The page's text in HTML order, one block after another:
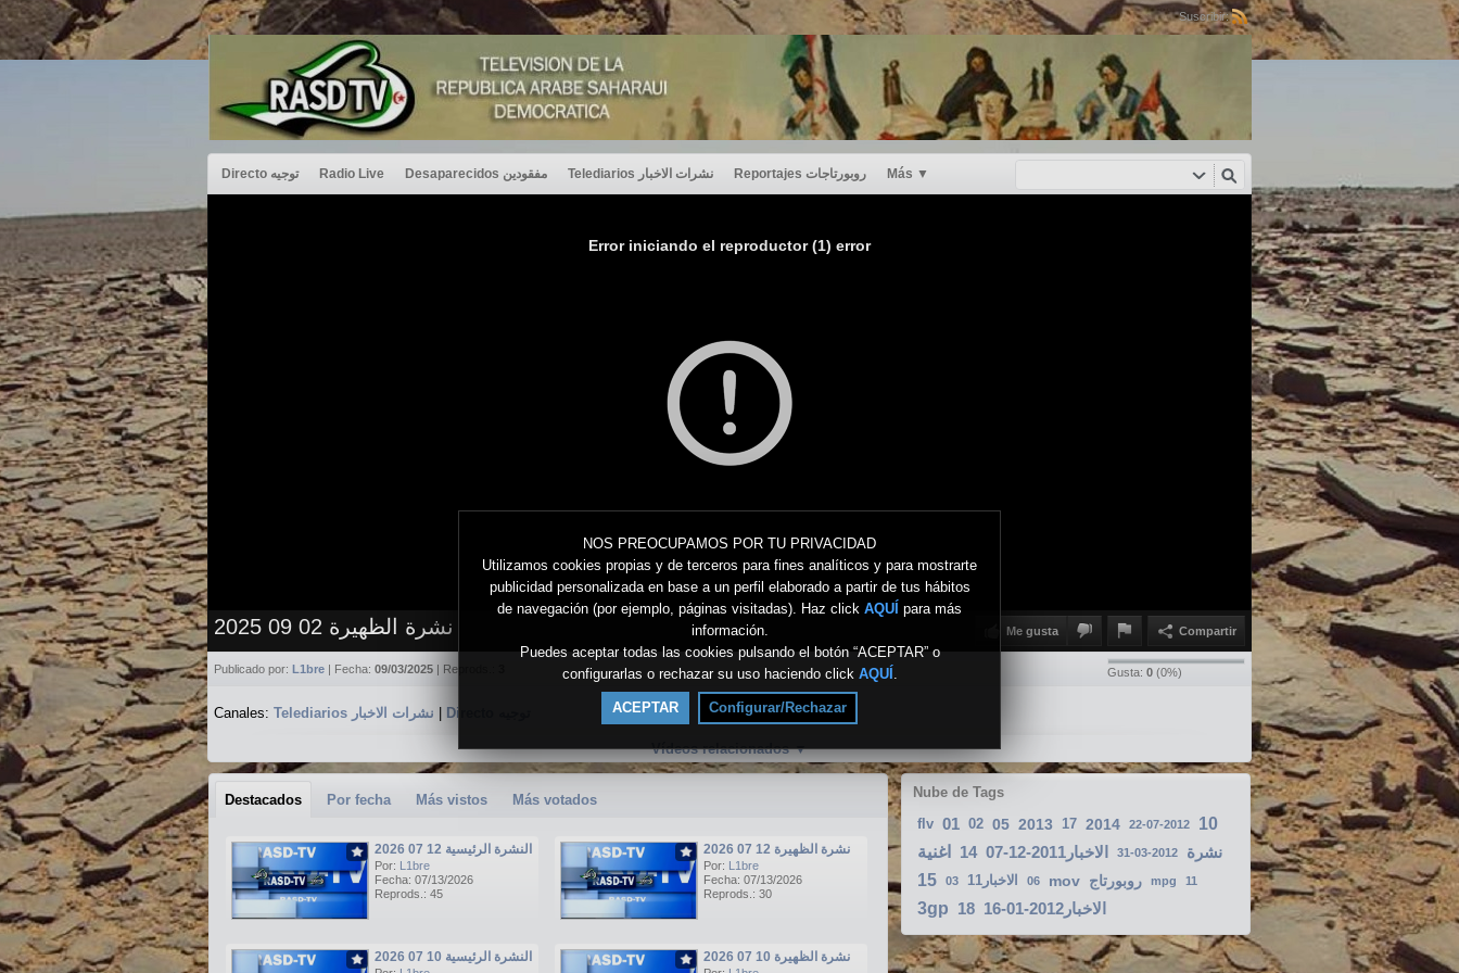
NOS PREOCUPAMOS POR TU PRIVACIDAD
Utilizamos cookies propias y de terceros para fines analíticos y para mostrarte
publicidad personalizada en base a un perfil elaborado a partir de tus hábitos
de navegación (por ejemplo, páginas visitadas). Haz click AQUÍ para más
información.
Puedes aceptar todas las cookies pulsando el botón “ACEPTAR” o
configurarlas o rechazar su uso haciendo click AQUÍ .
ACEPTAR Configurar/Rechazar
Suscribir:
Directo توجيه Radio Live Desaparecidos مفقودين Telediarios نشرات الاخبار Reportajes روبورتاجات Más ▼
Error iniciando el reproductor (1) error
Me gusta Compartir نشرة الظهيرة 02 09 2025
Gusta: 0 (0%)
Publicado por: L1bre | Fecha: 09/03/2025 | Reprods.:
Canales: Telediarios نشرات الاخبار
Vídeos relacionados▼
Nube de Tags
flv 01 02 05 2013 17 2014 22-07-2012
10
اغنية
14 الاخبار2011-12-07 31-03-2012
نشرة
15
03 الاخبار11 06 mov روبورتاج mpg 11
3gp 18 الاخبار2012-01-16
Destacados Por fecha Más vistos Más votados
النشرة الرئيسية 12 07 2026
Por: L1bre
Fecha: 07/13/2026
Reprods.: 45
نشرة الظهيرة 12 07 2026
Por: L1bre
Fecha: 07/13/2026
Reprods.: 30
النشرة الرئيسية 10 07 2026 نشرة الظهيرة 10 07 2026